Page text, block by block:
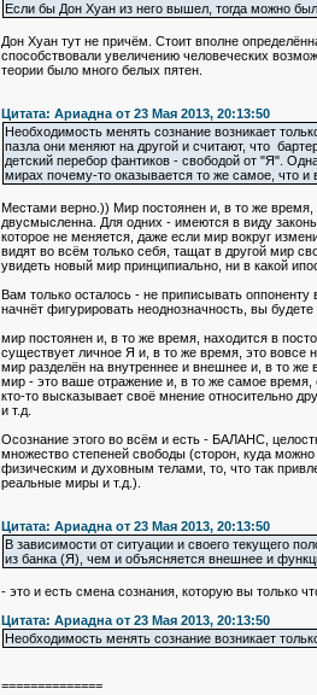
Если бы Дон Хуан из него вышел, тогда можно
Дон Хуан тут не причём. Стоит вполне
способствовали увеличению человеческих
теории было много белых пятен.
Цитата: Ариадна от 23 Мая 2013, 20:13:50
Необходимость менять сознание возникает
пазла они меняют на другой и считают, что
детский перебор фантиков - свободой от "Я".
мирах почему-то оказывается то же самое, что и
Местами верно.)) Мир постоянен и, в то же
двусмысленна. Для одних - имеются в виду
которое не меняется, даже если мир вокруг
видят во всём только себя, тащат в другой мир
увидеть новый мир принципиально, ни в какой
Вам только осталось - не приписывать
начнёт фигурировать неоднозначность, вы
мир постоянен и, в то же время, находится в
существует личное Я и, в то же время, это вовсе
мир разделён на внутреннее и внешнее и, в то же
мир - это ваше отражение и, в то же самое время,
кто-то высказывает своё мнение относительно
и т.д.
Осознание этого во всём и есть - БАЛАНС,
множество степеней свободы (сторон, куда
физическим и духовным телами, то, что так
реальные миры и т.д.).
Цитата: Ариадна от 23 Мая 2013, 20:13:50
В зависимости от ситуации и своего текущего
из банка (Я), чем и объясняется внешнее и
- это и есть смена сознания, которую вы только
Цитата: Ариадна от 23 Мая 2013, 20:13:50
Необходимость менять сознание возникает
==============